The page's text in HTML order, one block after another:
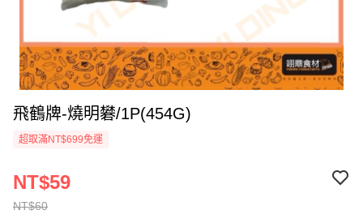
飛鶴牌-燒明礬/1P(454G)
超取滿NT$699免運
NT$60
NT$59